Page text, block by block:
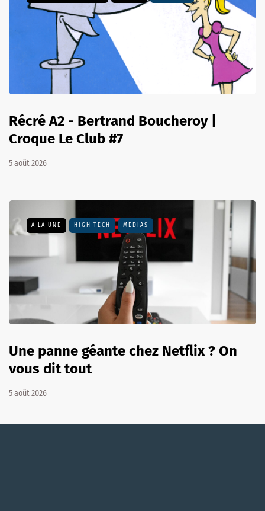
Récré A2 - Bertrand Boucheroy |
Croque Le Club #7
5 août 2026
A LA UNE HIGH TECH MÉDIAS
Une panne géante chez Netflix ? On
vous dit tout
5 août 2026